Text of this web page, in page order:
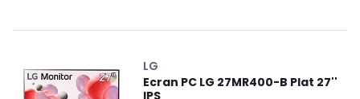
LG
Ecran PC LG 27MR400-B Plat 27''